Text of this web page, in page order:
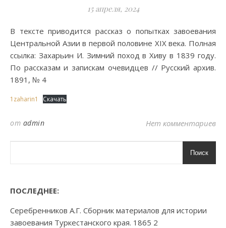
15 апреля, 2024
В тексте приводится рассказ о попытках завоевания
Центральной Азии в первой половине XIX века. Полная
ссылка: Захарьин И. Зимний поход в Хиву в 1839 году.
По рассказам и запискам очевидцев // Русский архив.
1891, № 4
1zaharin1 Скачать
от admin Нет комментариев
Поиск
ПОСЛЕДНЕЕ:
Серебренников А.Г. Сборник материалов для истории
завоевания Туркестанского края. 1865 2